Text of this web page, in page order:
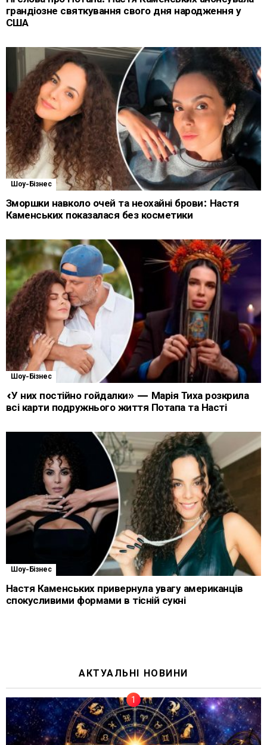
грандіозне святкування свого дня народження у
США
Шоу-Бізнес
Зморшки навколо очей та неохайні брови: Настя
Каменських показалася без косметики
Шоу-Бізнес
«У них постійно гойдалки» — Марія Тиха розкрила
всі карти подружнього життя Потапа та Насті
Шоу-Бізнес
Настя Каменських привернула увагу американців
спокусливими формами в тісній сукні
АКТУАЛЬНІ НОВИНИ